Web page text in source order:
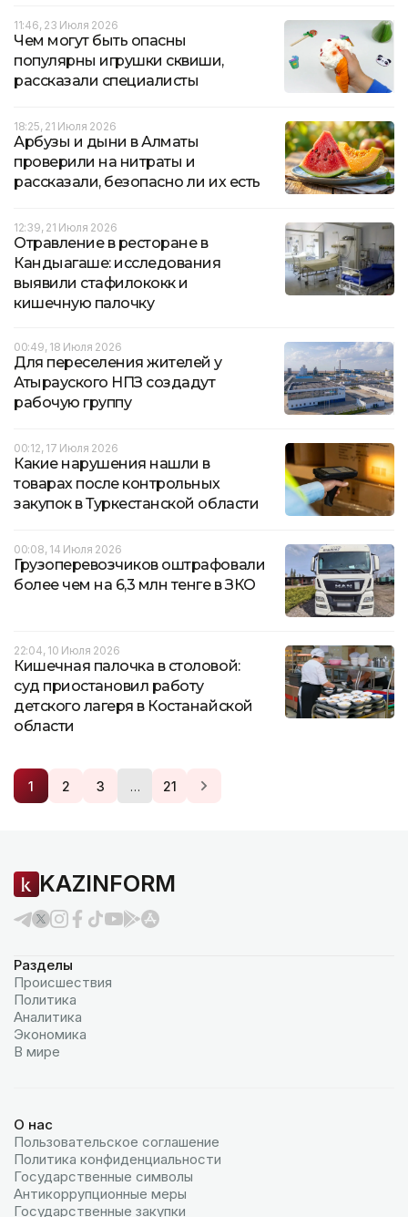
11:46, 23 Июля 2026
Чем могут быть опасны
популярны игрушки сквиши,
рассказали специалисты
18:25, 21 Июля 2026
Арбузы и дыни в Алматы
проверили на нитраты и
рассказали, безопасно ли их есть
12:39, 21 Июля 2026
Отравление в ресторане в
Кандыагаше: исследования
выявили стафилококк и
кишечную палочку
00:49, 18 Июля 2026
Для переселения жителей у
Атырауского НПЗ создадут
рабочую группу
00:12, 17 Июля 2026
Какие нарушения нашли в
товарах после контрольных
закупок в Туркестанской области
00:08, 14 Июля 2026
Грузоперевозчиков оштрафовали
более чем на 6,3 млн тенге в ЗКО
22:04, 10 Июля 2026
Кишечная палочка в столовой:
суд приостановил работу
детского лагеря в Костанайской
области
1 2 3 … 21
KAZINFORM
Разделы
Происшествия
Политика
Аналитика
Экономика
В мире
О нас
Пользовательское соглашение
Политика конфиденциальности
Государственные символы
Антикоррупционные меры
Государственные закупки